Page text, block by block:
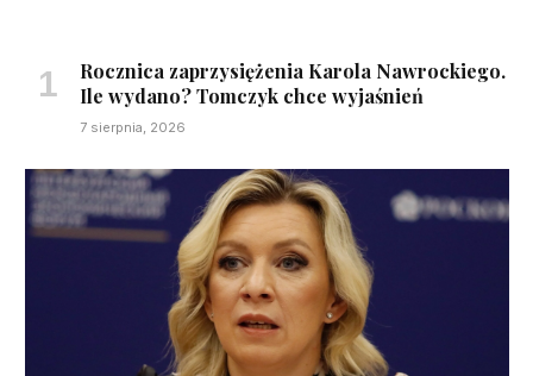
Rocznica zaprzysiężenia Karola Nawrockiego.
Ile wydano? Tomczyk chce wyjaśnień
7 sierpnia, 2026